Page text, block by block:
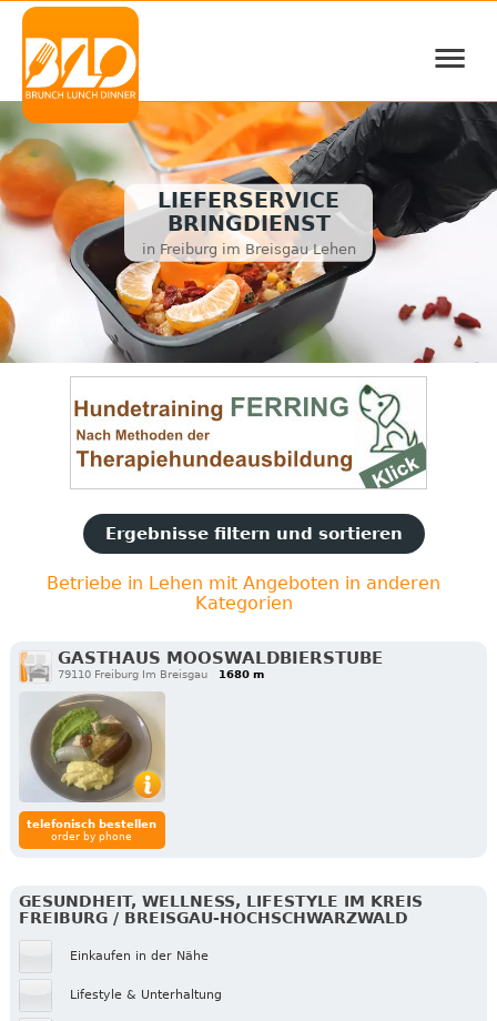
≡
LIEFERSERVICE
BRINGDIENST
in Freiburg im Breisgau Lehen
Ergebnisse filtern und sortieren
Betriebe in Lehen mit Angeboten in anderen
Kategorien
GASTHAUS MOOSWALDBIERSTUBE
79110 Freiburg Im Breisgau 1680 m
telefonisch bestellen
order by phone
GESUNDHEIT, WELLNESS, LIFESTYLE IM KREIS
FREIBURG / BREISGAU-HOCHSCHWARZWALD
Einkaufen in der Nähe
Lifestyle & Unterhaltung